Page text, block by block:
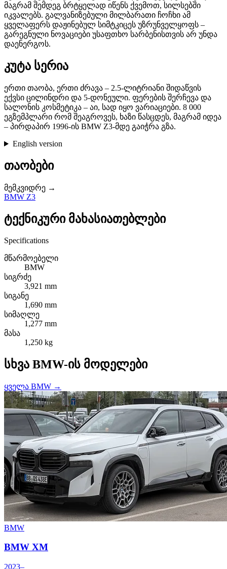
მაგრამ შემდეგ ბრტყელად იწენს ქვემოთ, სილსებში
იკვალებს. გალვანიზებული მილბარათი ჩოჩხი ამ
ყველაფერს დაჟინებულ სიმტკიცეს უზრუნველყოფს –
გარეგნული ნოვაციები უსაფთხო სარბენისთვის არ უნდა
დაენერგოს.
კუტა სერია
ერთი თაობა, ერთი ძრავა – 2.5-ლიტრიანი შიდაწვის
ექვსი ცილინდრი და 5-დონეული. ფერების შერჩევა და
სალონის კოსმეტიკა – აი, სად იყო ვარიაციები. 8 000
ეგზემპლარი რომ შეაგროვეს, ხაზი წასცდეს, მაგრამ იდეა
– პირდაპირ 1996-ის BMW Z3-მდე გაიჭრა გზა.
English version
თაობები
მემკვიდრე →
BMW Z3
ტექნიკური მახასიათებლები
Specifications
მწარმოებელი
BMW
სიგრძე
3,921 mm
სიგანე
1,690 mm
სიმაღლე
1,277 mm
მასა
1,250 kg
სხვა BMW-ის მოდელები
ყველა BMW →
BMW
BMW XM
2023–